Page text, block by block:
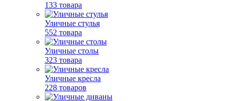
133 товара
Уличные стулья
552 товара
Уличные столы
323 товара
Уличные кресла
228 товаров